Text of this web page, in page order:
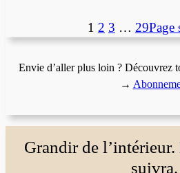
1 2 3 … 29Page
Envie d’aller plus loin ? Découvrez
→
Grandir de
suivra.